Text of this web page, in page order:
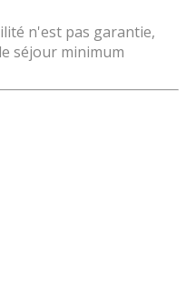
n'est pas garantie,
séjour minimum